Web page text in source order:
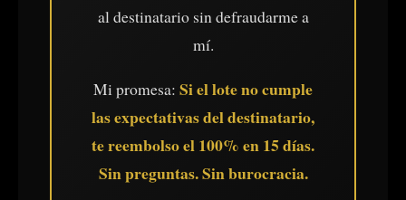
al destinatario sin defraudarme a
mí.
Mi promesa: Si el lote no cumple
las expectativas del destinatario,
te reembolso el 100% en 15 días.
Sin preguntas. Sin burocracia.